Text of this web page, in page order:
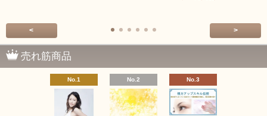
< >
売れ筋商品
No.1 No.2 No.3